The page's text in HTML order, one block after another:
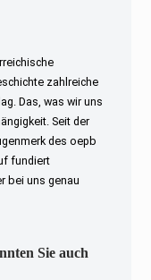
zahlreiche
Das, was wir uns
Seit der
des oepb
fundiert
bei uns genau
Sie auch